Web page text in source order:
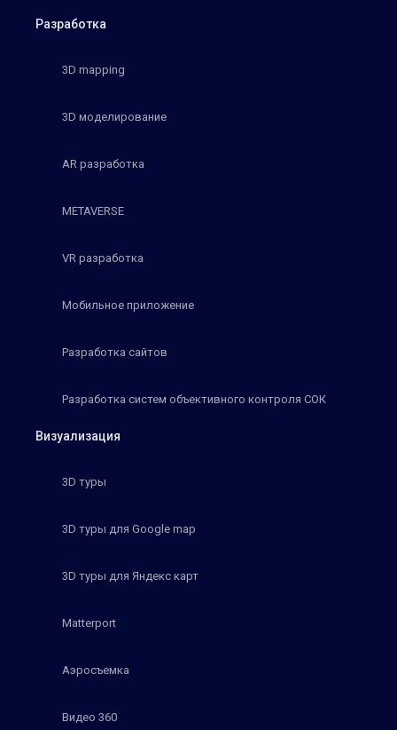
Разработка
3D mapping
3D моделирование
AR разработка
METAVERSE
VR разработка
Мобильное приложение
Разработка сайтов
Разработка систем объективного контроля СОК
Визуализация
3D туры
3D туры для Google map
3D туры для Яндекс карт
Matterport
Аэросъемка
Видео 360